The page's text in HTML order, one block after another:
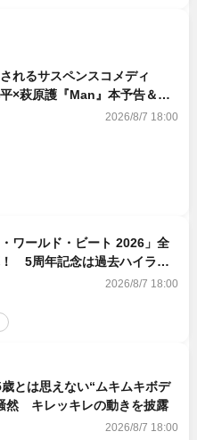
れるサスペンスコメディ
×萩原護『Man』本予告＆新
2026/8/7 18:00
ワールド・ビート 2026」全
5周年記念は過去ハイライ
を大満喫！【潜入レポート】
2026/8/7 18:00
とは思えない“ムキムキボデ
然 キレッキレの動きを披露
2026/8/7 18:00